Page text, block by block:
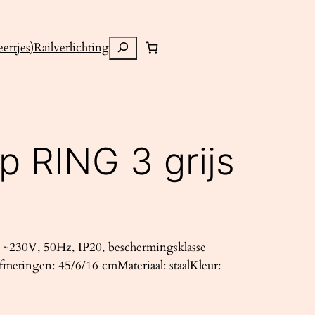
RailverlichtingZoeken
RING 3 grijs
50Hz, IP20, beschermingsklasse
45/6/16 cmMateriaal: staalKleur: